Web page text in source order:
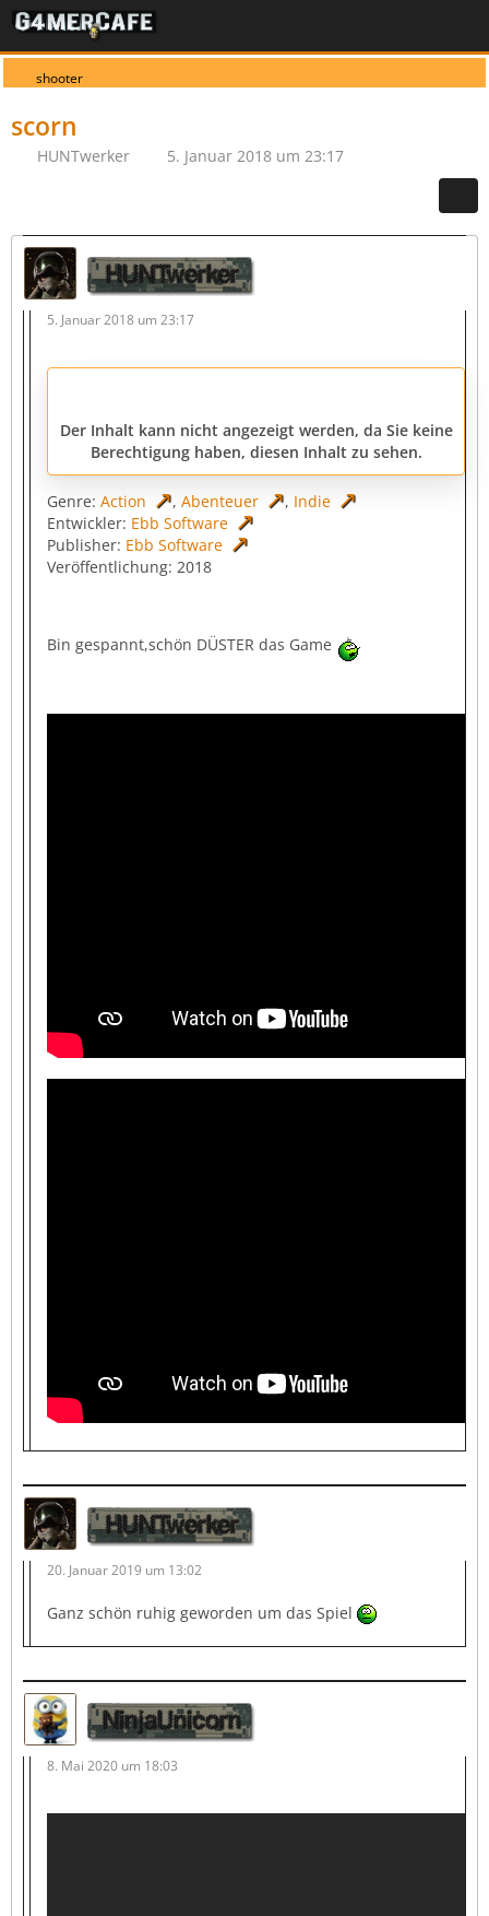
shooter
scorn
HUNTwerker 5. Januar 2018 um 23:17
HUNTwerker
5. Januar 2018 um 23:17
Der Inhalt kann nicht angezeigt werden, da Sie keine
Berechtigung haben, diesen Inhalt zu sehen.
Genre: Action , Abenteuer , Indie
Entwickler: Ebb Software
Publisher: Ebb Software
Veröffentlichung: 2018
Bin gespannt,schön DÜSTER das Game
HUNTwerker
20. Januar 2019 um 13:02
Ganz schön ruhig geworden um das Spiel
NinjaUnicorn
8. Mai 2020 um 18:03